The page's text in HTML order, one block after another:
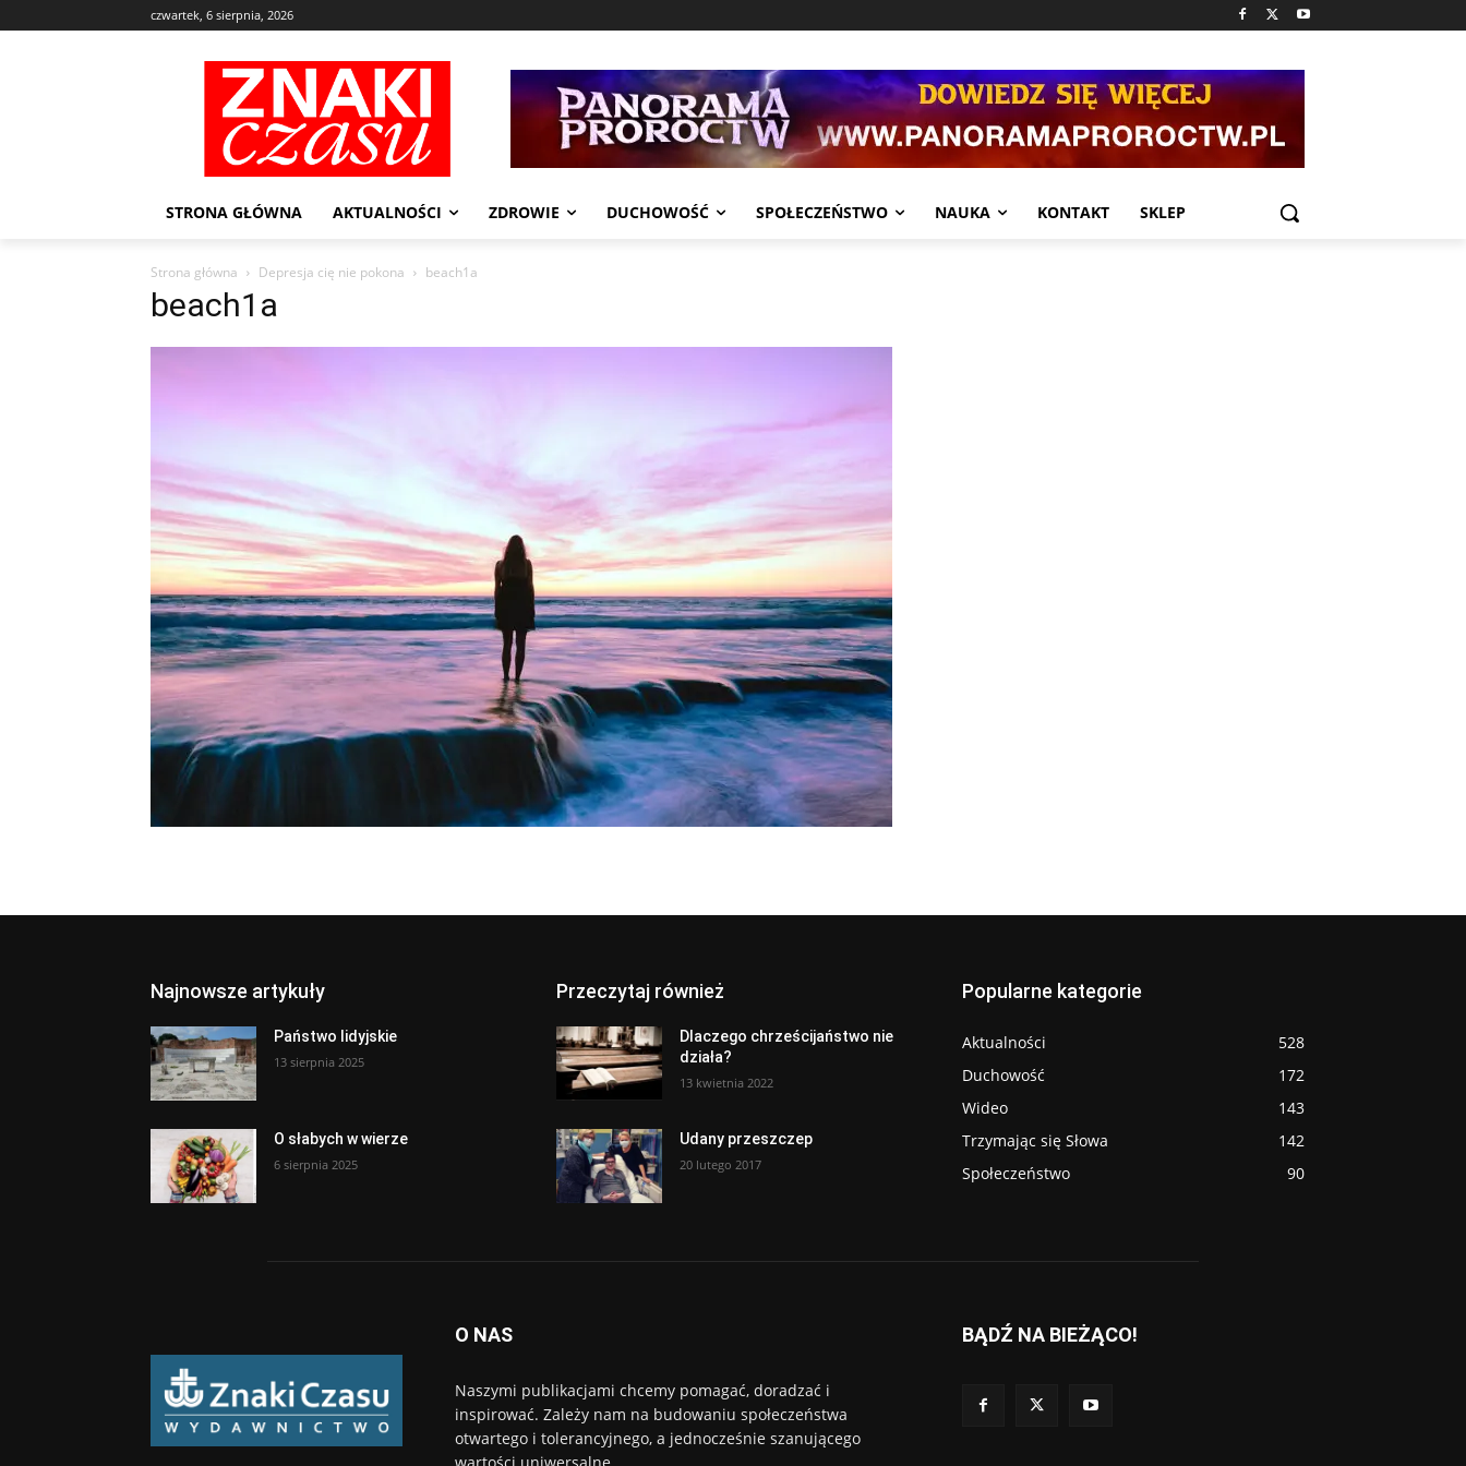
czwartek, 6 sierpnia, 2026
STRONA GŁÓWNA AKTUALNOŚCI ZDROWIE DUCHOWOŚĆ SPOŁECZEŃSTWO NAUKA KONTAKT SKLEP
Strona główna Depresja cię nie pokona beach1a
beach1a
Najnowsze artykuły
Państwo lidyjskie
13 sierpnia 2025
O słabych w wierze
6 sierpnia 2025
Przeczytaj również
Dlaczego chrześcijaństwo nie
działa?
13 kwietnia 2022
Udany przeszczep
20 lutego 2017
Popularne kategorie
Aktualności
528
Duchowość
172
Wideo
143
Trzymając się Słowa
142
Społeczeństwo
90
O NAS
Naszymi publikacjami chcemy pomagać, doradzać i
inspirować. Zależy nam na budowaniu społeczeństwa
otwartego i tolerancyjnego, a jednocześnie szanującego
BĄDŹ NA BIEŻĄCO!